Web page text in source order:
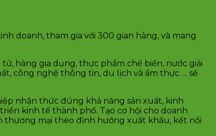
doanh, tham gia với 300 gian hàng, và mang
hàng gia dụng, thực phẩm chế biến, nước giải
công nghệ thông tin, du lịch và ẩm thực … sẽ
nhận thức đúng khả năng sản xuất, kinh
kinh tế thành phố. Tạo cơ hội cho doanh
thương mại theo định hướng xuất khẩu, kết nối